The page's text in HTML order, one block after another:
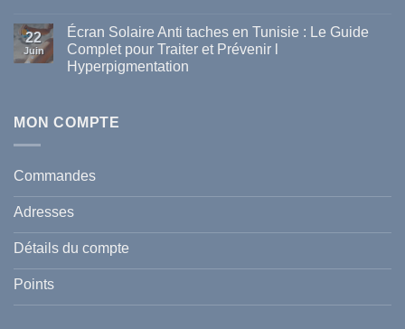
disponibles
en
Tunisie
sur
La
vague
de
comment
et
celle
de
votre
famille
durant
l’été
2026
?
22
Juin
Écran Solaire Anti taches en Tunisie : Le Guide
Complet pour Traiter et Prévenir l
Hyperpigmentation
Écran
Solaire
Tunisie
Guide
pour
Traiter
Prévenir
MON COMPTE
Commandes
Adresses
Détails du compte
Points